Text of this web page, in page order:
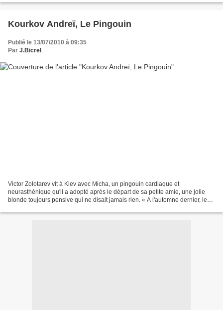
Kourkov Andreï, Le Pingouin
Publié le 13/07/2010 à 09:35
Par J.Bicrel
Victor Zolotarev vit à Kiev avec Micha, un pingouin cardiaque et
neurasthénique qu'il a adopté après le départ de sa petite amie, une jolie
blonde toujours pensive qui ne disait jamais rien. « A l'automne dernier, le